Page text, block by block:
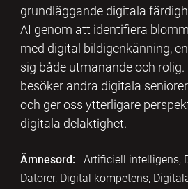
grundläggande digitala
AI genom att identifiera
med digital bildigenkänning,
sig både utmanande och rolig.
besöker andra digitala
och ger oss ytterligare
digitala delaktighet.
Ämnesord:
Artificiell intelligens,
Datorer, Digital kompetens,